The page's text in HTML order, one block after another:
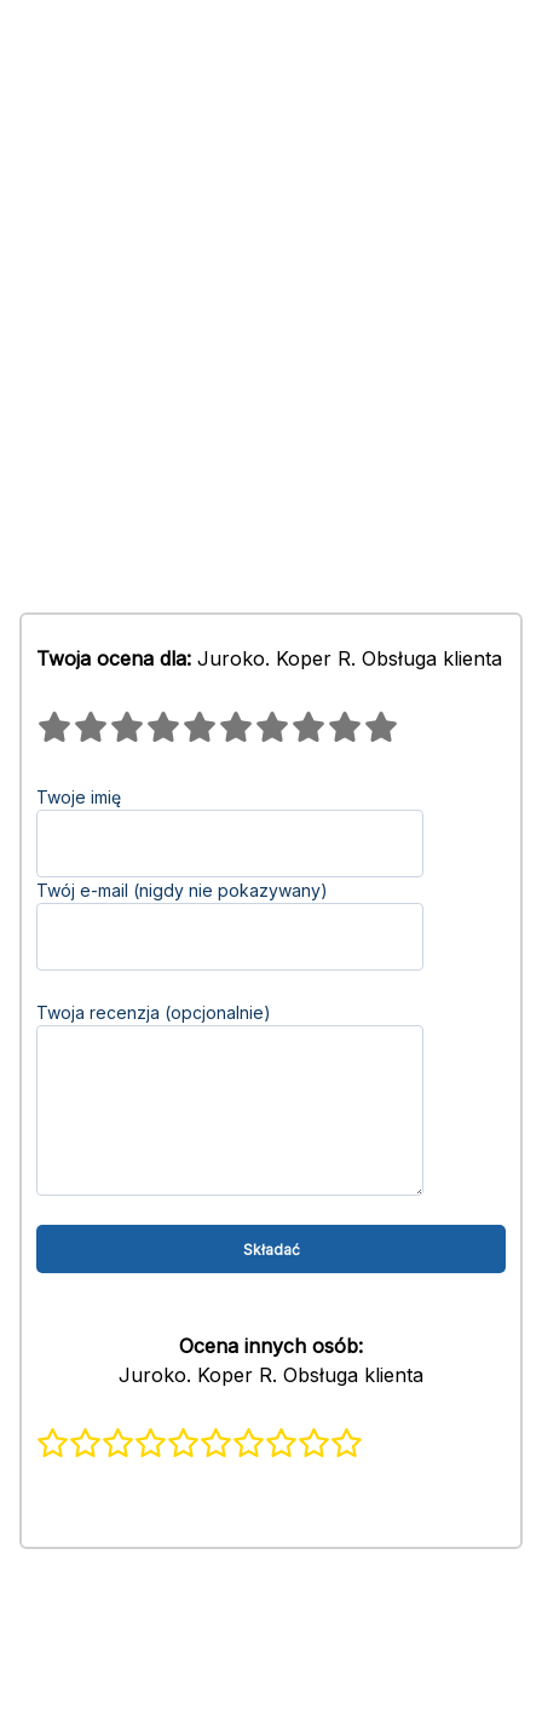
Twoja ocena dla: Juroko. Koper R. Obsługa klienta
Twoje imię
Twój e-mail (nigdy nie pokazywany)
Twoja recenzja (opcjonalnie)
Ocena innych osób:
Juroko. Koper R. Obsługa klienta